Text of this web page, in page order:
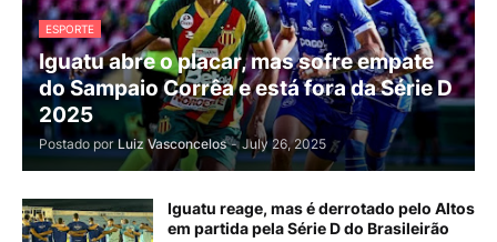
ESPORTE
Iguatu abre o placar, mas sofre empate
do Sampaio Corrêa e está fora da Série D
2025
Postado por Luiz Vasconcelos - July 26, 2025
Iguatu reage, mas é derrotado pelo Altos
em partida pela Série D do Brasileirão